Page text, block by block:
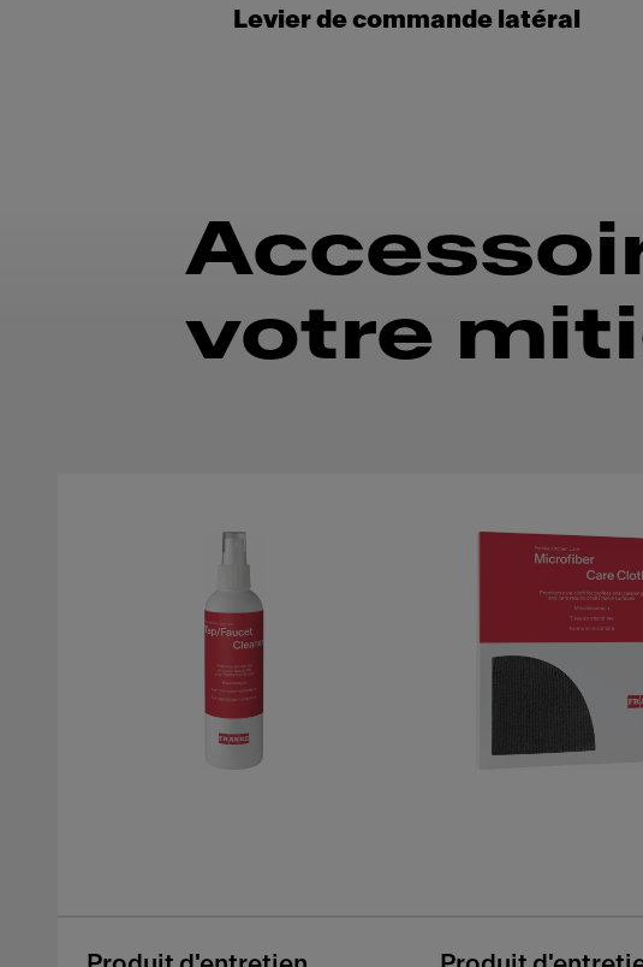
Levier de commande latéral
votre